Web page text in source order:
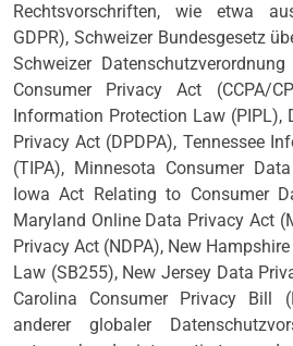
Rechtsvorschriften, wie etwa
GDPR), Schweizer Bundesgesetz
Schweizer
Consumer Privacy Act (CCPA/
Information Protection Law (PIPL),
Privacy Act (DPDPA), Tennessee
(TIPA), Minnesota Consumer
Iowa Act Relating to Consumer
Maryland Online Data Privacy Act
Privacy Act (NDPA), New
Law (SB255), New Jersey Data
Carolina Consumer Privacy Bill
anderer globaler